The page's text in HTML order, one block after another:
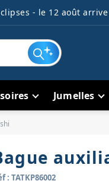
- le 12 août
Jumelles
: TATKP86002